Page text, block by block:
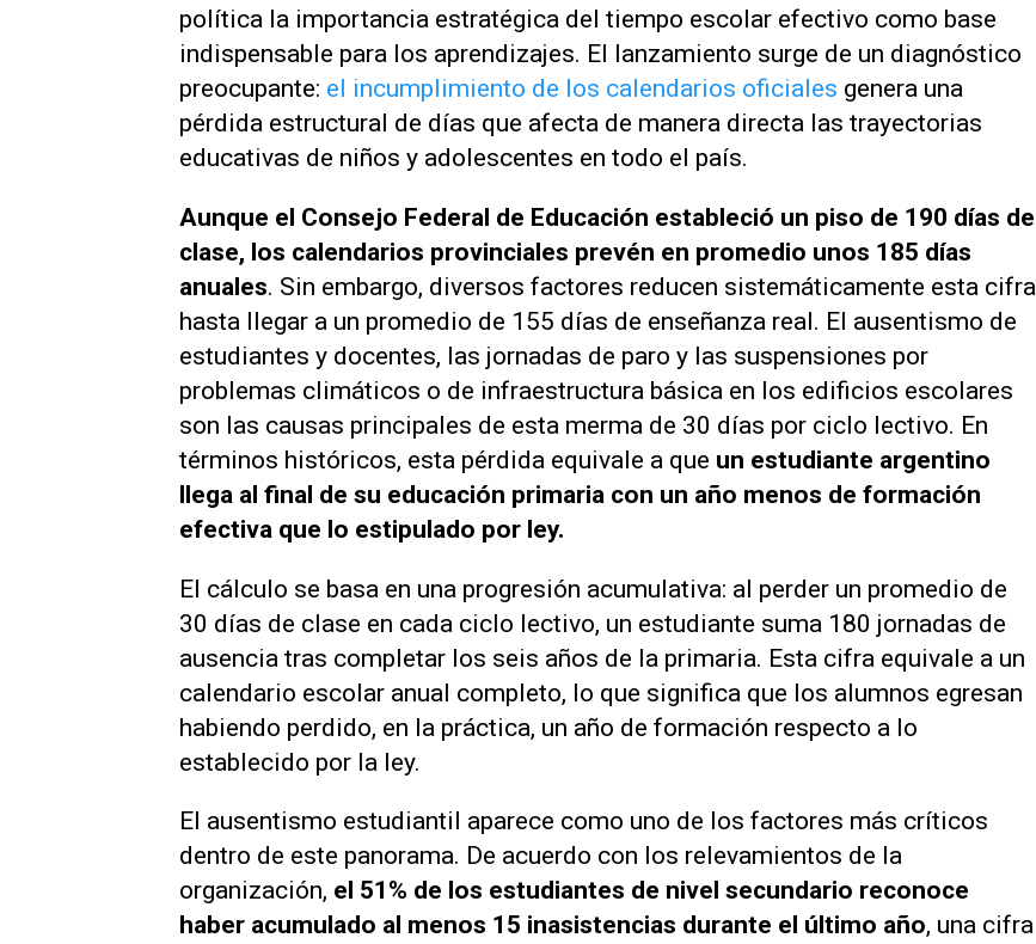
política la importancia estratégica del tiempo escolar efectivo como base
indispensable para los aprendizajes. El lanzamiento surge de un diagnóstico
preocupante: el incumplimiento de los calendarios oficiales genera una
pérdida estructural de días que afecta de manera directa las trayectorias
educativas de niños y adolescentes en todo el país.
Aunque el Consejo Federal de Educación estableció un piso de 190 días de
clase, los calendarios provinciales prevén en promedio unos 185 días
anuales. Sin embargo, diversos factores reducen sistemáticamente esta cifra
hasta llegar a un promedio de 155 días de enseñanza real. El ausentismo de
estudiantes y docentes, las jornadas de paro y las suspensiones por
problemas climáticos o de infraestructura básica en los edificios escolares
son las causas principales de esta merma de 30 días por ciclo lectivo. En
términos históricos, esta pérdida equivale a que un estudiante argentino
llega al final de su educación primaria con un año menos de formación
efectiva que lo estipulado por ley.
El cálculo se basa en una progresión acumulativa: al perder un promedio de
30 días de clase en cada ciclo lectivo, un estudiante suma 180 jornadas de
ausencia tras completar los seis años de la primaria. Esta cifra equivale a un
calendario escolar anual completo, lo que significa que los alumnos egresan
habiendo perdido, en la práctica, un año de formación respecto a lo
establecido por la ley.
El ausentismo estudiantil aparece como uno de los factores más críticos
dentro de este panorama. De acuerdo con los relevamientos de la
organización, el 51% de los estudiantes de nivel secundario reconoce
haber acumulado al menos 15 inasistencias durante el último año, una cifra